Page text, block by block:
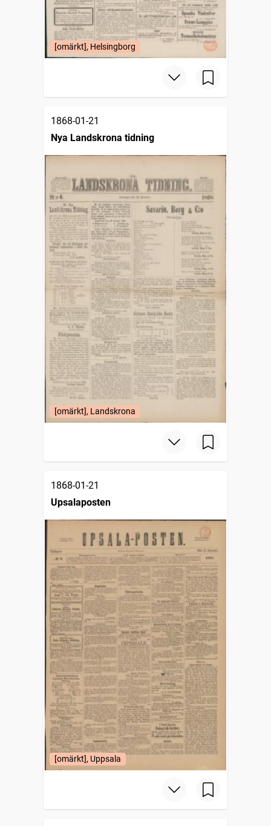
[omärkt], Helsingborg
1868-01-21
Nya Landskrona tidning
[omärkt], Landskrona
1868-01-21
Upsalaposten
[omärkt], Uppsala